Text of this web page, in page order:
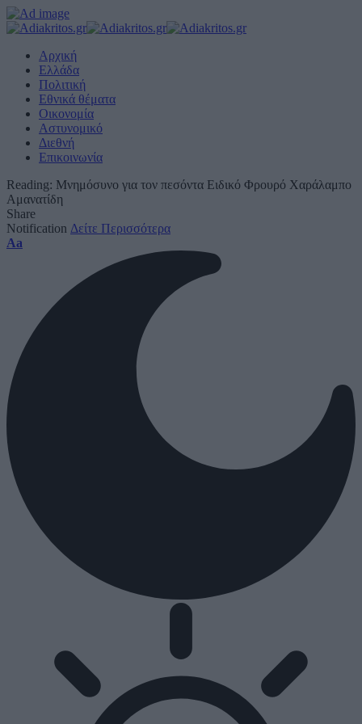
Αρχική
Ελλάδα
Πολιτική
Εθνικά θέματα
Οικονομία
Αστυνομικό
Διεθνή
Επικοινωνία
Reading: Μνημόσυνο για τον πεσόντα Ειδικό Φρουρό Χαράλαμπο
Αμανατίδη
Share
Notification Δείτε Περισσότερα
Font
Aa